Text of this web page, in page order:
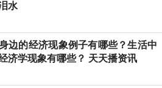
水
边的经济现象例子有哪些？生活中
济学现象有哪些？ 天天播资讯